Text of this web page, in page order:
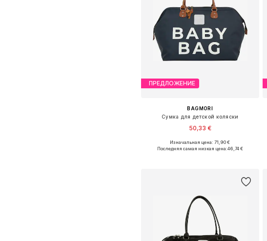
ПРЕДЛОЖЕНИЕ
BAGMORI
Сумка для детской коляски
50,33 €
+ 5
Доступные размеры: One Size
Изначальная цена: 71,90 €
Последняя самая низкая цена:46,74 €